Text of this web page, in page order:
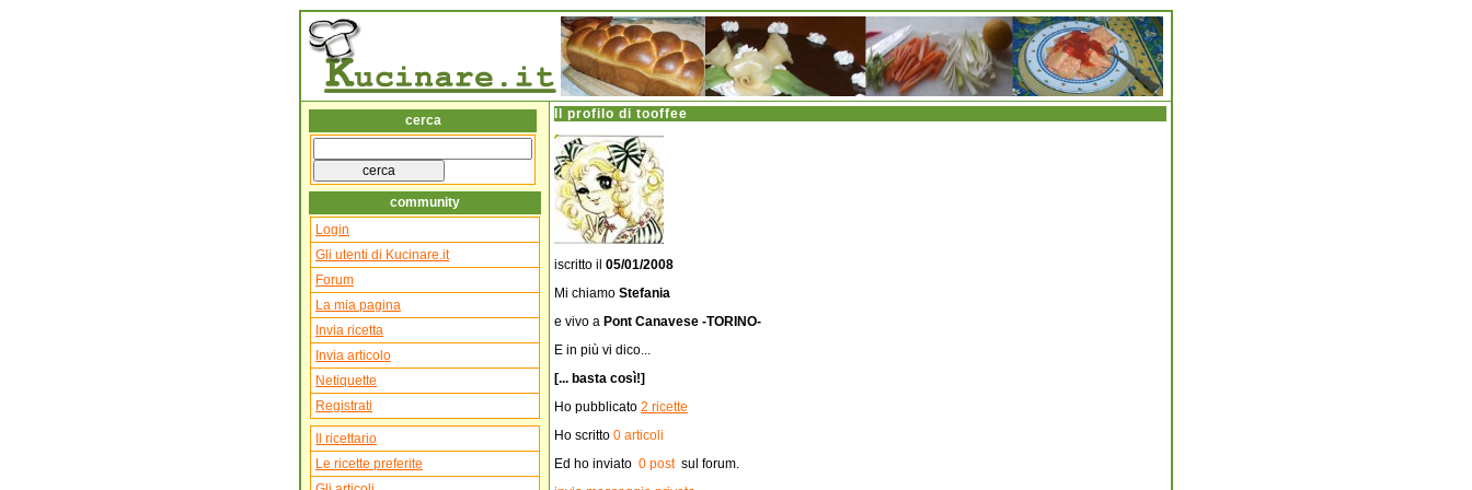
cerca
community
Login
Gli utenti di Kucinare.it
Forum
La mia pagina
Invia ricetta
Invia articolo
Netiquette
Registrati
Il ricettario
Le ricette preferite
Il profilo di tooffee
iscritto il 05/01/2008
Mi chiamo Stefania
e vivo a Pont Canavese -TORINO-
E in più vi dico...
[... basta così!]
Ho pubblicato 2 ricette
Ho scritto 0 articoli
Ed ho inviato 0 postsul forum.